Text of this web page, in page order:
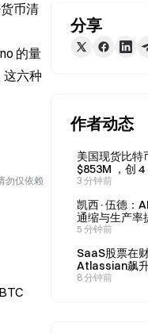
币清
的量
这六种
勿仅依赖
分享
作者动态
美国现货比特
$853M ，创 4
3 分钟前
凯西·伍德：
通缩与生产率
5 分钟前
SaaS股票在
Atlassian飙
流创历史新高
8 分钟前